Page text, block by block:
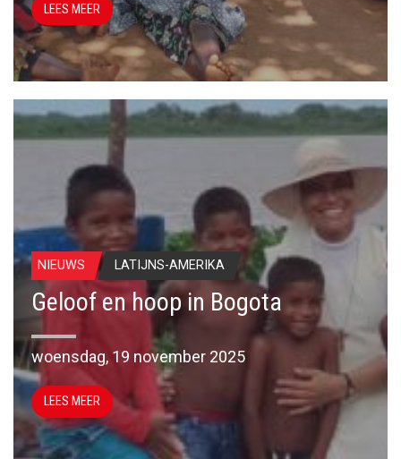
LEES MEER
NIEUWS LATIJNS-AMERIKA
Geloof en hoop in Bogota
woensdag, 19 november 2025
LEES MEER